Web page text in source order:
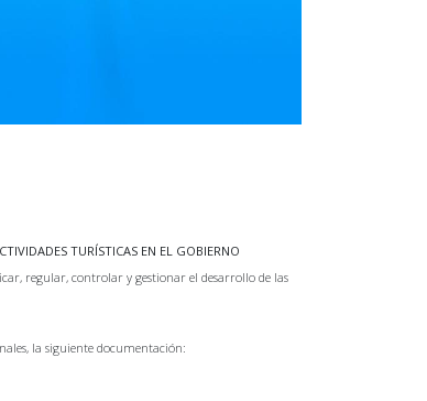
TURÍSTICAS EN EL GOBIERNO
regular, controlar y gestionar el desarrollo de las
la siguiente documentación: